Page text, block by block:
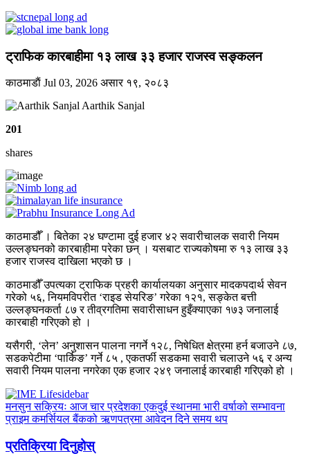
ट्राफिक कारबाहीमा १३ लाख ३३ हजार राजस्व सङ्कलन
काठमाडाैं Jul 03, 2026 असार १९, २०८३
Aarthik Sanjal
201
shares
काठमाडौँ । बितेका २४ घण्टामा दुई हजार ४२ सवारीचालक सवारी नियम
उल्लङ्घनको कारबाहीमा परेका छन् । यसबाट राज्यकोषमा रु १३ लाख ३३
हजार राजस्व दाखिला भएको छ ।
काठमाडौँ उपत्यका ट्राफिक प्रहरी कार्यालयका अनुसार मादकपदार्थ सेवन
गरेको ५६, नियमविपरीत ‘राइड सेयरिङ’ गरेका १२१, सङ्केत बत्ती
उल्लङ्घनकर्ता ८७ र तीव्रगतिमा सवारीसाधन हुइँक्याएका १७३ जनालाई
कारबाही गरिएको हो ।
यसैगरी, ‘लेन’ अनुशासन पालना नगर्ने १२८, निषेधित क्षेत्रमा हर्न बजाउने ८७,
सडकपेटीमा ‘पार्किङ’ गर्ने ८५ , एकतर्फी सडकमा सवारी चलाउने ५६ र अन्य
सवारी नियम पालना नगरेका एक हजार २४९ जनालाई कारबाही गरिएको हो ।
मनसुन सक्रियः आज चार प्रदेशका एकदुई स्थानमा भारी वर्षाको सम्भावना
प्राइम कमर्सियल बैंकको ऋणपत्रमा आवेदन दिने समय थप
प्रतिक्रिया दिनुहोस्